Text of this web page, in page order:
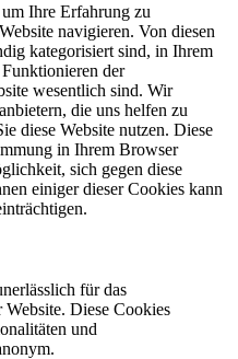
Ihre Erfahrung zu
navigieren. Von diesen
kategorisiert sind, in Ihrem
der
wesentlich sind. Wir
die uns helfen zu
diese Website nutzen. Diese
in Ihrem Browser
sich gegen diese
einiger dieser Cookies kann
für das
Diese Cookies
und